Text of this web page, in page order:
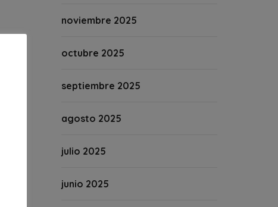
noviembre 2025
octubre 2025
septiembre 2025
agosto 2025
julio 2025
junio 2025